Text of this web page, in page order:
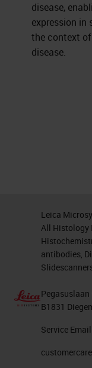
disease,
expression
the context
disease.
Leica
All Histology
antibodies,
Pegasuslaan
B1831
Service